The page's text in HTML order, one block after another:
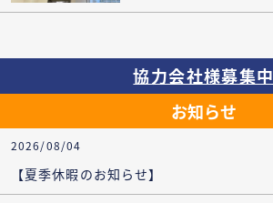
協力会社様募集中
お知らせ
2026/08/04
【夏季休暇のお知らせ】